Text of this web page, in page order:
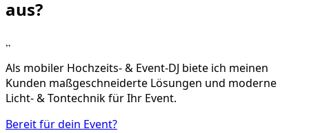
aus?
„
Als mobiler Hochzeits- & Event-DJ biete ich meinen
Kunden maßgeschneiderte Lösungen und moderne
Licht- & Tontechnik für Ihr Event.
Bereit für dein Event?